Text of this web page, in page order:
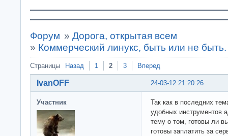
Форум » Дорога, открытая всем
» Коммерческий линукс, быть или не быть.
Страницы Назад 1 2 3 Вперед
24-03-12 21:20:26
IvanOFF
Участник
Так как в последних
удобных инструментов
тему о том, готовы ли
готовы заплатить за